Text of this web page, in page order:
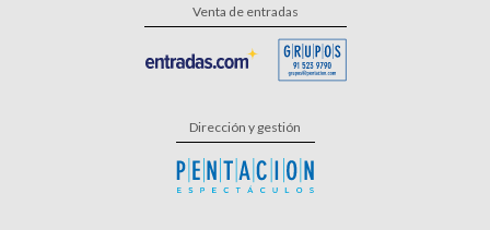
Venta de entradas
Dirección y gestión